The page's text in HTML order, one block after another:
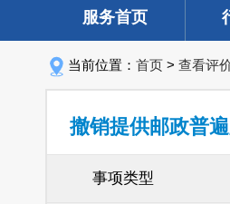
服务首页
当前位置： 首页 > 查看评
撤销提供邮政普
事项类型